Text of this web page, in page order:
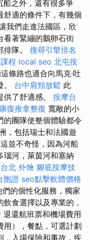
船之外，還有很多爭
舒適的條件下，有幾個
我們走進法國區，欣
看著緊繃的鵝卵石街
隊。 搜尋引擎排名
程 local seo 北屯按
條路也適合向馬克·吐
台中肩頸放鬆 此
了舒適感。 按摩台
復推拿整復 寬敞的小
的團隊使整個體驗都令
，包括瑞士和法國遊
這並不奇怪，因為河船
瑙河，萊茵河和塞納
台北 外燴 腳底按摩技
胞證 seo點擊軟體價格
們的個性化服務，獨家
食選擇以及專業的，
退還航班票和機場費用
用），餐點，可選計劃
，入場保險和事故，疾